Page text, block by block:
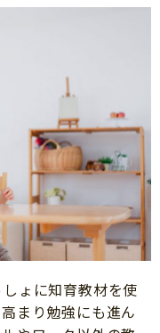
ょに知育教材を使
まり勉強にも進ん